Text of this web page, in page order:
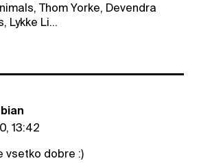
Thom Yorke, Devendra
Lykke Li...
13:42
vsetko dobre :)